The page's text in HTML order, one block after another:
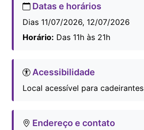
Datas e horários
Dias 11/07/2026, 12/07/2026
Horário: Das 11h às 21h
Acessibilidade
Local acessível para cadeirantes
Endereço e contato